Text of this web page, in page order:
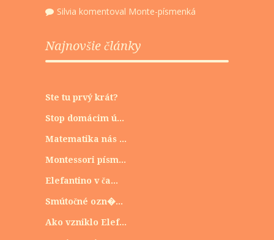
Silvia komentoval Monte-písmenká
Najnovšie články
Ste tu prvý krát?
Stop domácim ú...
Matematika nás ...
Montessori písm...
Elefantino v ča...
Smútočné ozn�...
Ako vzniklo Elef...